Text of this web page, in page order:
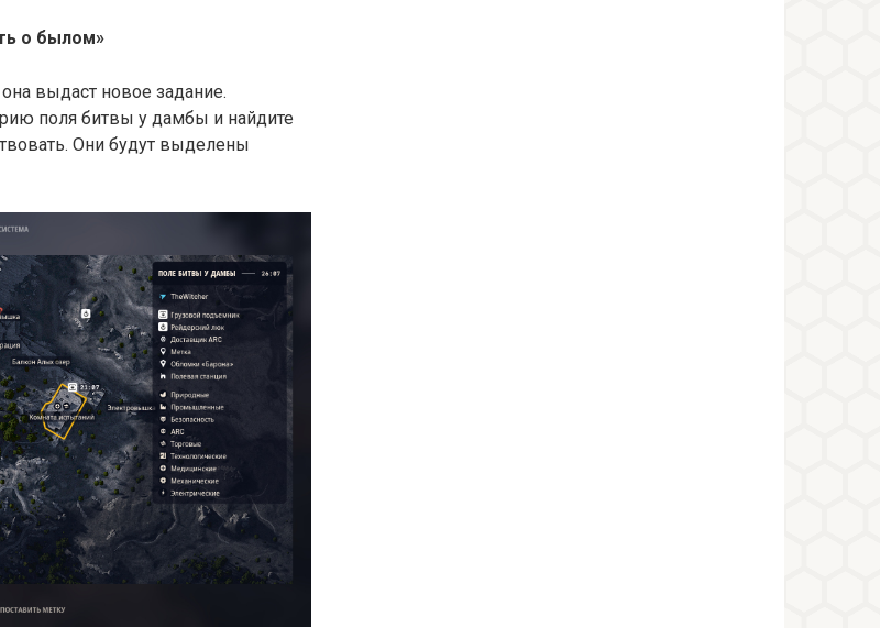
о былом»
выдаст новое задание.
поля битвы у дамбы и найдите
Они будут выделены